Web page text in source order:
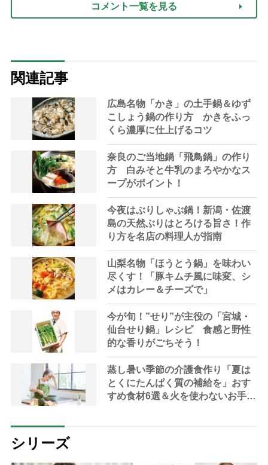
コメント一覧を見る
関連記事
広島名物「かき」の土手鍋＆ゆず
こしょう鍋の作り方 かきをふっ
くら濃厚に仕上げるコツ
奈良のご当地鍋「飛鳥鍋」の作り
方 白みそと牛乳のまろやかなス
ープがポイント！
今夜はぶりしゃぶ鍋！新潟・佐渡
島の天然ぶりはとろける旨さ！作
り方を名店の料理人が指南
山梨名物「ほうとう鍋」を味わい
尽くす！「豚キムチ風に味変、シ
メはカレー＆チーズで」
今が旬！”せり”が主役の「宮城・
仙台せり鍋」レシピ 食感と野性
的な香りがごちそう！
蒸し暑い季節の介護食作り「夏は
とくにたんぱく質の補給を」おす
すめ食材6選＆火を使わないお手軽
シリーズ